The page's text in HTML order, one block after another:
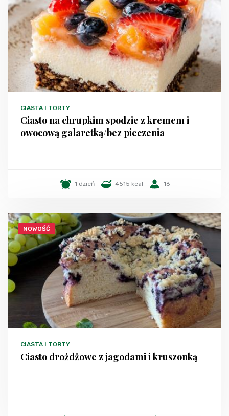
CIASTA I TORTY
Ciasto na chrupkim spodzie z kremem i
owocową galaretką/bez pieczenia
1 dzień 4515 kcal 16
NOWOŚĆ
CIASTA I TORTY
Ciasto drożdżowe z jagodami i kruszonką